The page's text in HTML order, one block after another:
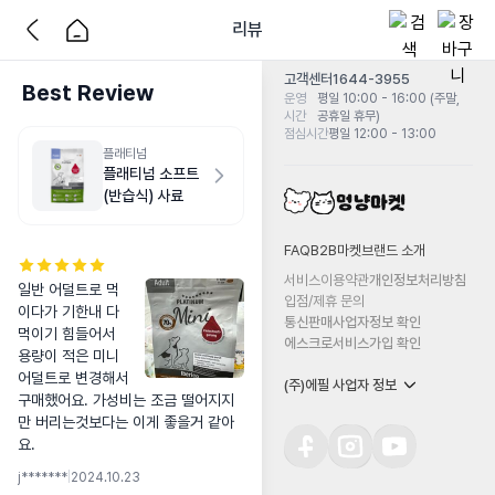
리뷰
Best Review
플래티넘
플래티넘 소프트
(반습식) 사료
일반 어덜트로 먹
이다가 기한내 다
먹이기 힘들어서
용량이 적은 미니
어덜트로 변경해서
구매했어요. 가성비는 조금 떨어지지
만 버리는것보다는 이게 좋을거 같아
요.
j******* 2024.10.23
고객센터1644-3955
운영
시간
평일 10:00 - 16:00 (주말,
공휴일 휴무)
점심시간평일 12:00 - 13:00
FAQB2B마켓 브랜드 소개
서비스이용약관개인정보처리방침
입점/제휴 문의
통신판매사업자정보 확인
에스크로서비스가입 확인
(주)에필 사업자 정보